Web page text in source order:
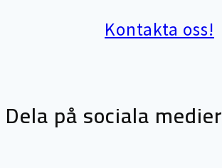
Kontakta oss!
Dela på sociala medier